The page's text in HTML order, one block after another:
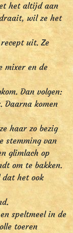
het altijd aan
wil ze het
uit. Ze
mixer en de
Dan volgen:
komen
haar zo bezig
stemming van
glimlach op
om te bakken.
het ook
speltmeel in de
toeren